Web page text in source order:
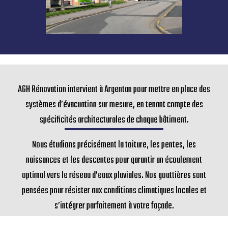
AGH Rénovation intervient à Argentan pour mettre en place des
systèmes d’évacuation sur mesure, en tenant compte des
spécificités architecturales de chaque bâtiment.
Nous étudions précisément la toiture, les pentes, les
naissances et les descentes pour garantir un écoulement
optimal vers le réseau d’eaux pluviales. Nos gouttières sont
pensées pour résister aux conditions climatiques locales et
s’intégrer parfaitement à votre façade.